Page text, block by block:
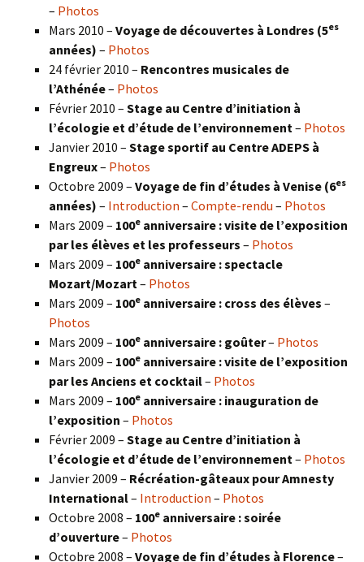
– Photos
Mars 2010 – Voyage de découvertes à Londres (5es
années) – Photos
24 février 2010 – Rencontres musicales de
l’Athénée– Photos
Février 2010 – Stage au Centre d’initiation à
l’écologie et d’étude de l’environnement – Photos
Janvier 2010 – Stage sportif au Centre ADEPS à
Engreux– Photos
Octobre 2009 – Voyage de fin d’études à Venise (6es
années) – Introduction – Compte-rendu – Photos
Mars 2009 – 100e anniversaire : visite de l’exposition
par les élèves et les professeurs – Photos
Mars 2009 – 100e anniversaire : spectacle
Mozart/Mozart – Photos
Mars 2009 – 100e anniversaire : cross des élèves –
Photos
Mars 2009 – 100e anniversaire : goûter– Photos
Mars 2009 – 100e anniversaire : visite de l’exposition
par les Anciens et cocktail– Photos
Mars 2009 – 100e anniversaire : inauguration de
l’exposition – Photos
Février 2009 – Stage au Centre d’initiation à
l’écologie et d’étude de l’environnement – Photos
Janvier 2009 – Récréation-gâteaux pour Amnesty
International– Introduction – Photos
Octobre 2008 – 100e anniversaire : soirée
d’ouverture– Photos
Octobre 2008 – Voyage de fin d’études à Florence–